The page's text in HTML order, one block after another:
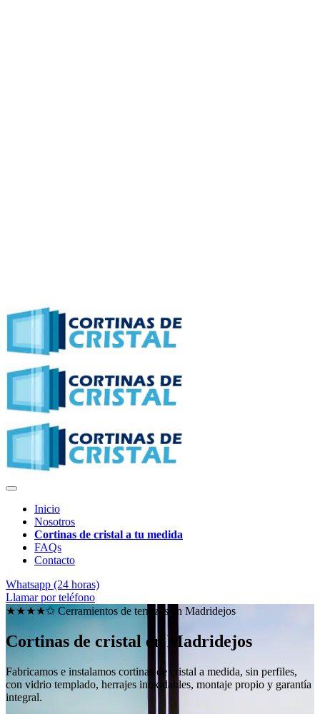
Inicio
Nosotros
Cortinas de cristal a tu medida
FAQs
Contacto
Whatsapp (24 horas)
Llamar por teléfono
★★★★✩ Cerramientos de terrazas en Madridejos
Cortinas de cristal en Madridejos
Fabricamos e instalamos cortinas de cristal a medida, sin perfiles,
con vidrio templado, herrajes inoxidables, montaje propio y garantía
integral.